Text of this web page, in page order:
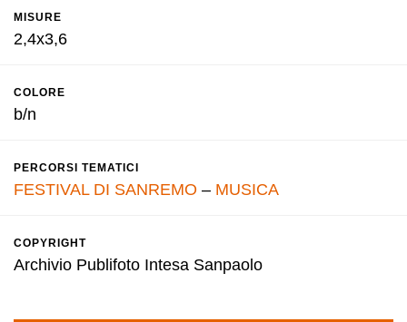
MISURE
2,4x3,6
COLORE
b/n
PERCORSI TEMATICI
FESTIVAL DI SANREMO – MUSICA
COPYRIGHT
Archivio Publifoto Intesa Sanpaolo